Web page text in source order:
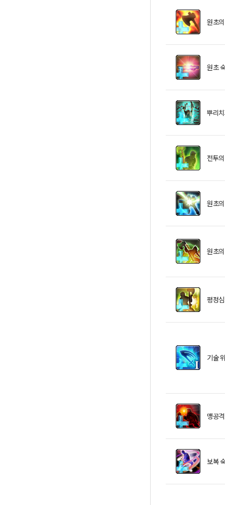
원초
원초
뿌리
전투
원초
원초
평정
기술
맹공
보복